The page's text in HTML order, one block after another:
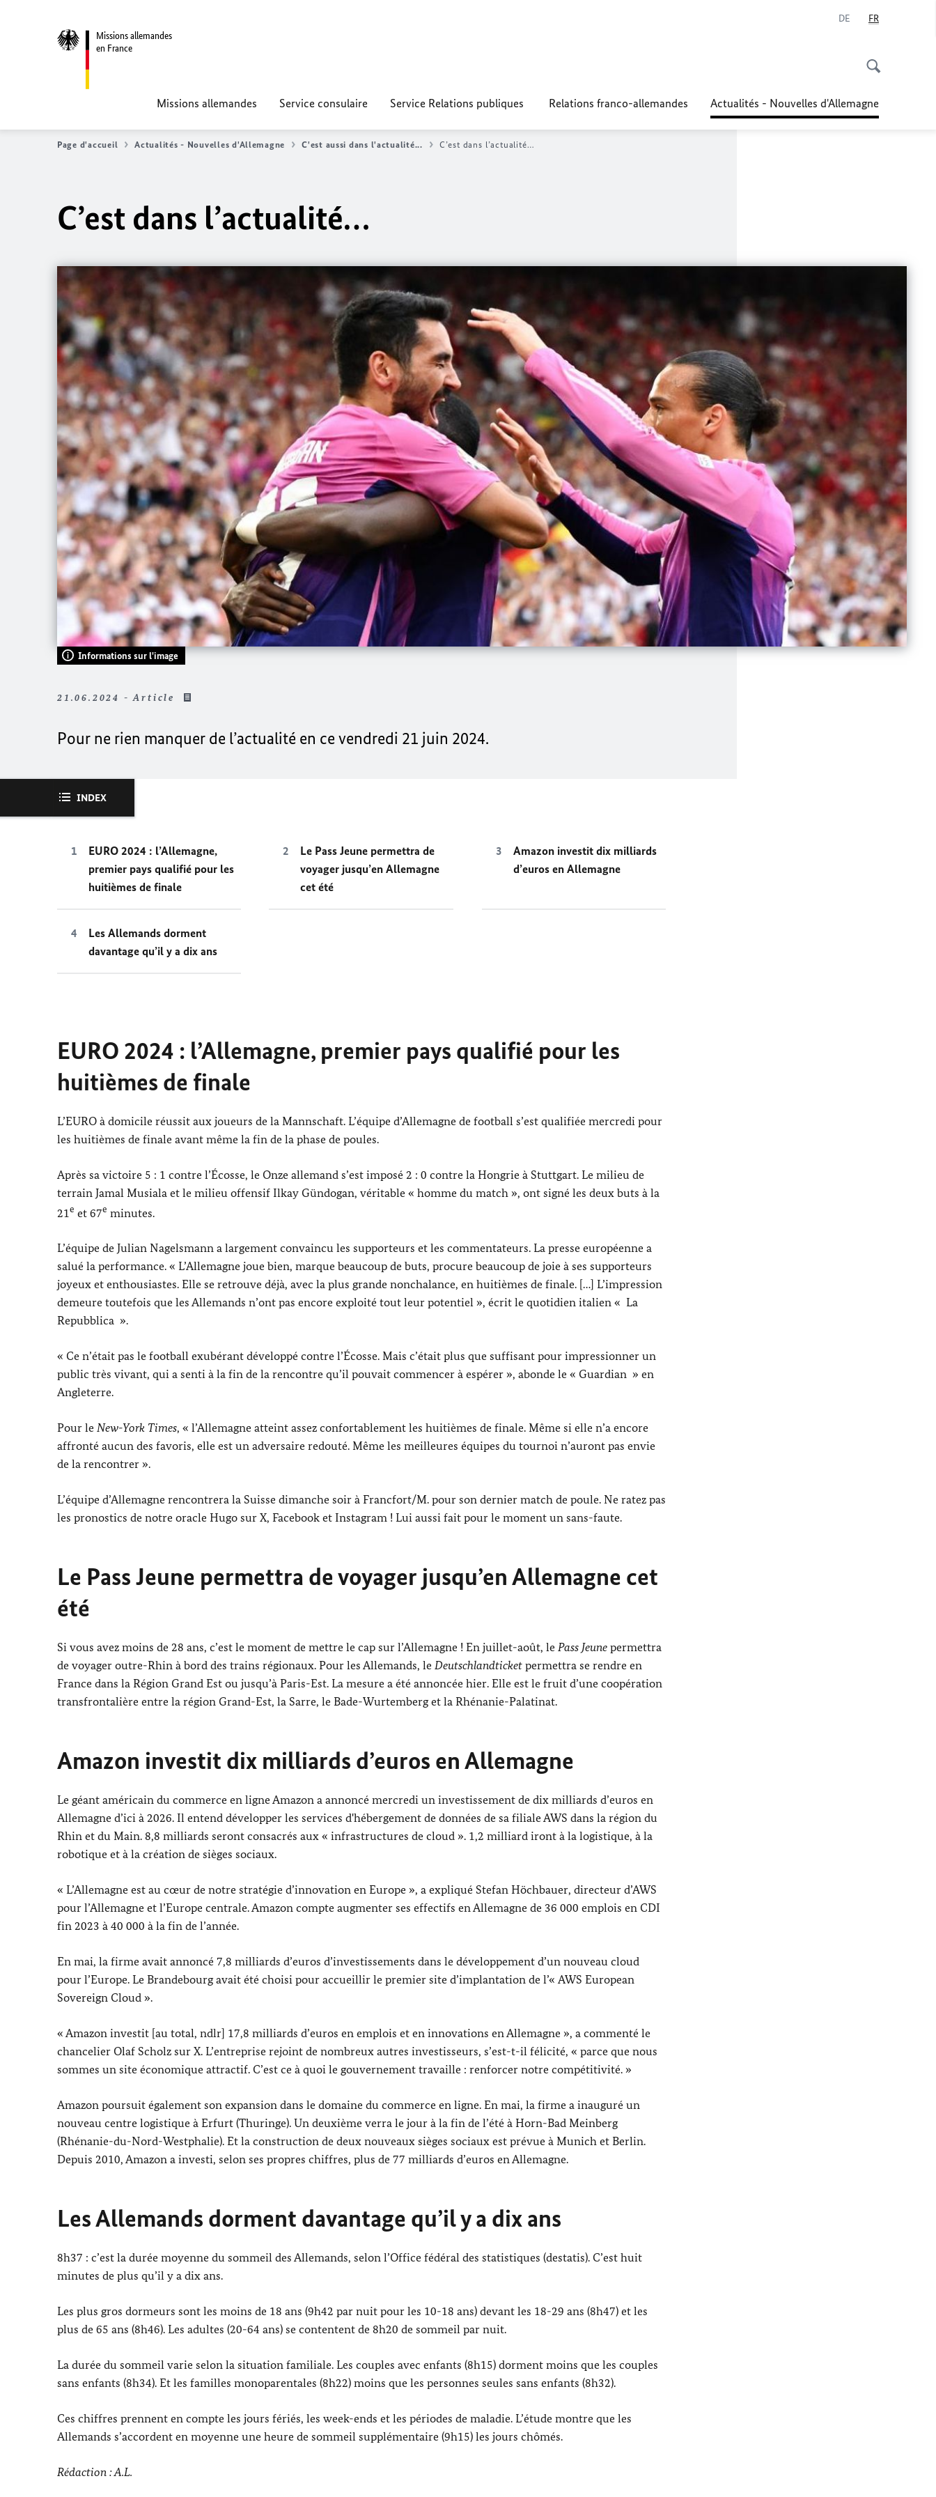
Missions allemandes
en France
DE FR
Missions allemandes Service consulaire Service Relations publiques Relations franco-allemandes Actualités - Nouvelles d'Allemagne
Page d'accueil Actualités - Nouvelles d'Allemagne C'est aussi dans l'actualité... C’est dans l’actualité…
C’est dans l’actualité…
Informations sur l'image
21.06.2024 - Article
Pour ne rien manquer de l’actualité en ce vendredi 21 juin 2024.
INDEX
EURO 2024 : l’Allemagne,
premier pays qualifié pour les
huitièmes de finale
Le Pass Jeune permettra de
voyager jusqu’en Allemagne
cet été
Amazon investit dix milliards
d’euros en Allemagne
Les Allemands dorment
davantage qu’il y a dix ans
EURO 2024 : l’Allemagne, premier pays qualifié pour les
huitièmes de finale
L’EURO à domicile réussit aux joueurs de la Mannschaft. L’équipe d’Allemagne de football s’est qualifiée mercredi pour
les huitièmes de finale avant même la fin de la phase de poules.
Après sa victoire 5 : 1 contre l’Écosse, le Onze allemand s’est imposé 2 : 0 contre la Hongrie à Stuttgart. Le milieu de
terrain Jamal Musiala et le milieu offensif Ilkay Gündogan, véritable « homme du match », ont signé les deux buts à la
21e et 67e minutes.
L’équipe de Julian Nagelsmann a largement convaincu les supporteurs et les commentateurs. La presse européenne a
salué la performance. « L’Allemagne joue bien, marque beaucoup de buts, procure beaucoup de joie à ses supporteurs
joyeux et enthousiastes. Elle se retrouve déjà, avec la plus grande nonchalance, en huitièmes de finale. […] L’impression
demeure toutefois que les Allemands n’ont pas encore exploité tout leur potentiel », écrit le quotidien italien « La
Repubblica ».
« Ce n’était pas le football exubérant développé contre l’Écosse. Mais c’était plus que suffisant pour impressionner un
public très vivant, qui a senti à la fin de la rencontre qu’il pouvait commencer à espérer », abonde le « Guardian » en
Angleterre.
Pour le New-York Times, « l’Allemagne atteint assez confortablement les huitièmes de finale. Même si elle n’a encore
affronté aucun des favoris, elle est un adversaire redouté. Même les meilleures équipes du tournoi n’auront pas envie
de la rencontrer ».
L’équipe d’Allemagne rencontrera la Suisse dimanche soir à Francfort/M. pour son dernier match de poule. Ne ratez pas
les pronostics de notre oracle Hugo sur X, Facebook et Instagram ! Lui aussi fait pour le moment un sans-faute.
Le Pass Jeune permettra de voyager jusqu’en Allemagne cet
été
Si vous avez moins de 28 ans, c’est le moment de mettre le cap sur l’Allemagne ! En juillet-août, le Pass Jeune permettra
de voyager outre-Rhin à bord des trains régionaux. Pour les Allemands, le Deutschlandticket permettra se rendre en
France dans la Région Grand Est ou jusqu’à Paris-Est. La mesure a été annoncée hier. Elle est le fruit d’une coopération
transfrontalière entre la région Grand-Est, la Sarre, le Bade-Wurtemberg et la Rhénanie-Palatinat.
Amazon investit dix milliards d’euros en Allemagne
Le géant américain du commerce en ligne Amazon a annoncé mercredi un investissement de dix milliards d’euros en
Allemagne d’ici à 2026. Il entend développer les services d'hébergement de données de sa filiale AWS dans la région du
Rhin et du Main. 8,8 milliards seront consacrés aux « infrastructures de cloud ». 1,2 milliard iront à la logistique, à la
robotique et à la création de sièges sociaux.
« L’Allemagne est au cœur de notre stratégie d’innovation en Europe », a expliqué Stefan Höchbauer, directeur d’AWS
pour l’Allemagne et l’Europe centrale. Amazon compte augmenter ses effectifs en Allemagne de 36 000 emplois en CDI
fin 2023 à 40 000 à la fin de l’année.
En mai, la firme avait annoncé 7,8 milliards d’euros d’investissements dans le développement d’un nouveau cloud
pour l’Europe. Le Brandebourg avait été choisi pour accueillir le premier site d’implantation de l’« AWS European
Sovereign Cloud ».
« Amazon investit [au total, ndlr] 17,8 milliards d’euros en emplois et en innovations en Allemagne », a commenté le
chancelier Olaf Scholz sur X. L’entreprise rejoint de nombreux autres investisseurs, s’est-t-il félicité, « parce que nous
sommes un site économique attractif. C’est ce à quoi le gouvernement travaille : renforcer notre compétitivité. »
Amazon poursuit également son expansion dans le domaine du commerce en ligne. En mai, la firme a inauguré un
nouveau centre logistique à Erfurt (Thuringe). Un deuxième verra le jour à la fin de l’été à Horn-Bad Meinberg
(Rhénanie-du-Nord-Westphalie). Et la construction de deux nouveaux sièges sociaux est prévue à Munich et Berlin.
Depuis 2010, Amazon a investi, selon ses propres chiffres, plus de 77 milliards d’euros en Allemagne.
Les Allemands dorment davantage qu’il y a dix ans
8h37 : c’est la durée moyenne du sommeil des Allemands, selon l’Office fédéral des statistiques (destatis). C’est huit
minutes de plus qu’il y a dix ans.
Les plus gros dormeurs sont les moins de 18 ans (9h42 par nuit pour les 10-18 ans) devant les 18-29 ans (8h47) et les
plus de 65 ans (8h46). Les adultes (20-64 ans) se contentent de 8h20 de sommeil par nuit.
La durée du sommeil varie selon la situation familiale. Les couples avec enfants (8h15) dorment moins que les couples
sans enfants (8h34). Et les familles monoparentales (8h22) moins que les personnes seules sans enfants (8h32).
Ces chiffres prennent en compte les jours fériés, les week-ends et les périodes de maladie. L’étude montre que les
Allemands s’accordent en moyenne une heure de sommeil supplémentaire (9h15) les jours chômés.
Rédaction : A.L.